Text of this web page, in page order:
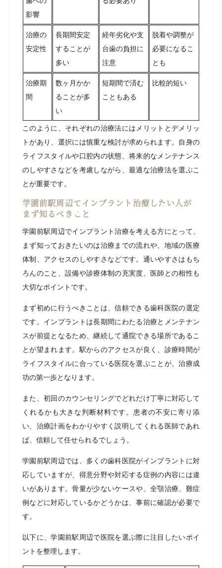
影響
治療の
安定性
長期間安定
することが
多い
経年劣化や支
台歯の負担に
注意
脱着や調整が
必要になるこ
とも
治療期
間
数ヶ月かか
ることが多
い
短期間で済む
こともある
比較的短い
このように、それぞれの治療法にはメリットとデメリッ
トがあり、選択には慎重な検討が求められます。自身の
ライフスタイルや口腔内の状態、将来的なメンテナンス
のしやすさなどを考慮しながら、最適な治療法を選ぶこ
とが重要です。
学園前駅周辺でインプラント治療したい人が
まず知るべきこと
学園前駅周辺でインプラント治療を考える方にとって、
まず知っておきたいのは治療までの流れや、地域の医療
体制、アクセスのしやすさなどです。通いやすさはもち
ろんのこと、設備や診療体制の充実度、医師との相性も
大切なポイントです。
まず初めに行うべきことは、信頼できる歯科医院の選定
です。インプラントは長期間にわたる治療とメンテナン
スが前提となるため、継続して通院できる場所であるこ
とが望まれます。駅からのアクセスが良く、診療時間が
ライフスタイルに合っている医院を選ぶことが、治療成
功の第一歩となります。
また、初回のカウンセリングでどれだけ丁寧に対応して
くれるかも大きな判断材料です。患者の不安に寄り添
い、治療計画をわかりやすく説明してくれる医師であれ
ば、信頼して任せられるでしょう。
学園前駅周辺では、多くの歯科医院がインプラントに対
応していますが、得意分野や対応する症例の内容には違
いがあります。骨量が少ないケースや、全顎治療、難症
例などに対応しているかどうかは、事前に確認が必要で
す。
以下に、学園前駅周辺で医院を選ぶ際に注目したいポイ
ントを整理します。